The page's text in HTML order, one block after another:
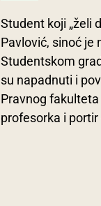
Student koji „želi
Pavlović, sinoć je
Studentskom
su napadnuti i
Pravnog
profesorka i